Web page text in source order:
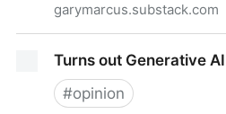
garymarcus.substack.com
precipice.Turns out Generative
#opinion